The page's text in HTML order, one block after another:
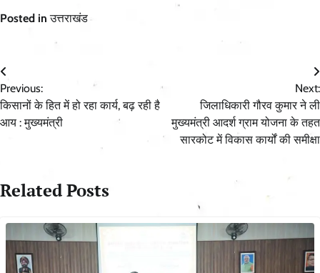
Posted inउत्तराखंड
Post
navigation
Previous:
किसानों के हित में हो रहा कार्य, बढ़ रही है
आय : मुख्यमंत्री
Next:
जिलाधिकारी गौरव कुमार ने ली
मुख्यमंत्री आदर्श ग्राम योजना के तहत
सारकोट में विकास कार्यों की समीक्षा
Related Posts